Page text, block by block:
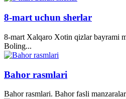
8-mart uchun sherlar
8-mart Xalqaro Xotin qizlar bayrami
Boling...
Bahor rasmlari
Bahor rasmlari. Bahor fasli